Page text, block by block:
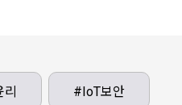
른 관점에서 정보보안를 배우고
들이나, 현장에 필요한 지식을
#IoT보안